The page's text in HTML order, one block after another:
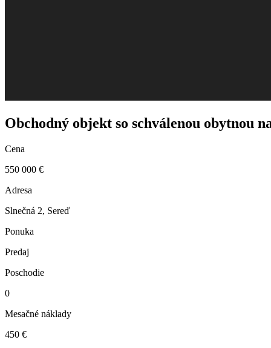
Obchodný objekt so schválenou obytnou
Cena
550 000 €
Adresa
Slnečná 2, Sereď
Ponuka
Predaj
Poschodie
0
Mesačné náklady
450 €